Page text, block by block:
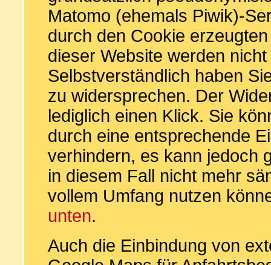
Matomo (ehemals Piwik)-
durch den Cookie
dieser Website werden
Selbstverständlich haben
zu widersprechen. Der
lediglich einen Klick. Sie
durch eine entsprechende
verhindern, es kann jedoch
in diesem Fall nicht mehr
vollem Umfang nutzen
unten.
Auch die Einbindung von